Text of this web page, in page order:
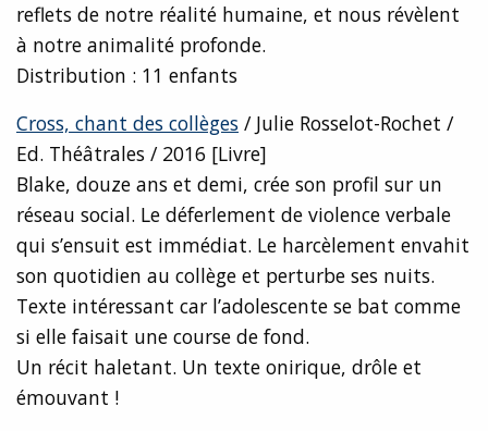
reflets de notre réalité humaine, et nous révèlent
à notre animalité profonde.
Distribution : 11 enfants
Cross, chant des collèges / Julie Rosselot-Rochet /
Ed. Théâtrales / 2016 [Livre]
Blake, douze ans et demi, crée son profil sur un
réseau social. Le déferlement de violence verbale
qui s’ensuit est immédiat. Le harcèlement envahit
son quotidien au collège et perturbe ses nuits.
Texte intéressant car l’adolescente se bat comme
si elle faisait une course de fond.
Un récit haletant. Un texte onirique, drôle et
émouvant !